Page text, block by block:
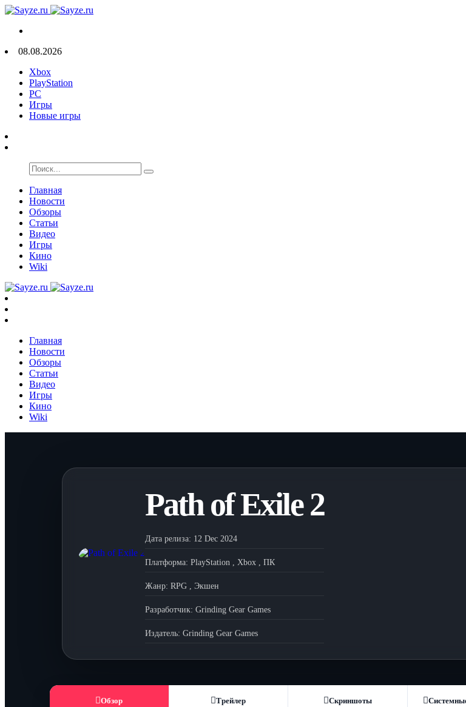
08.08.2026
Xbox
PlayStation
PC
Игры
Новые игры
Главная
Новости
Обзоры
Статьи
Видео
Игры
Кино
Wiki
Главная
Новости
Обзоры
Статьи
Видео
Игры
Кино
Wiki
Path of Exile 2
Дата релиза: 12 Dec 2024
Платформа: PlayStation , Xbox , ПК
Жанр: RPG , Экшен
Разработчик: Grinding Gear Games
Издатель: Grinding Gear Games
Обзор Трейлер Скриншоты